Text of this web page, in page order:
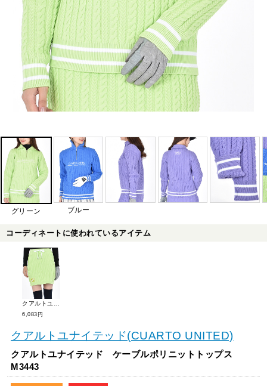
グリーン ブルー
コーディネートに使われているアイテム
6,083円
クアルトユナイテッド(CUARTO UNITED)
クアルトユナイテッド ケーブルポリニットトップス
M3443